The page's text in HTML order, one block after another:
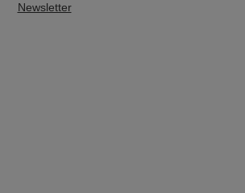
Newsletter